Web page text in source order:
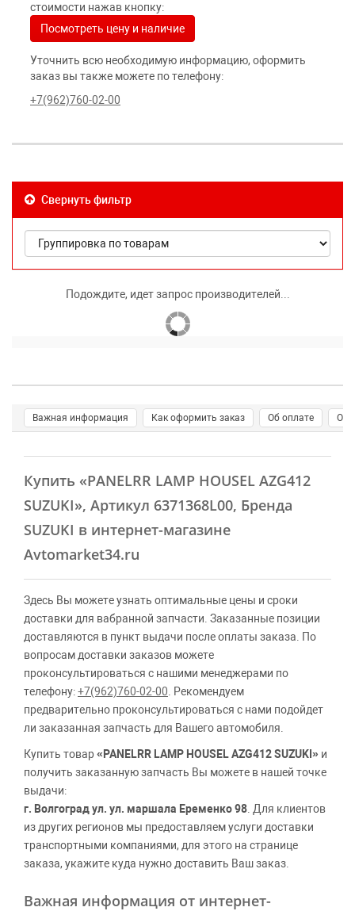
стоимости нажав кнопку:
Посмотреть цену и наличие
Уточнить всю необходимую информацию, оформить
заказ вы также можете по телефону:
+7(962)760-02-00
Свернуть фильтр
Подождите, идет запрос производителей...
Важная информация Как оформить заказ Об оплате О
Купить «PANELRR LAMP HOUSEL AZG412
SUZUKI», Артикул 6371368L00, Бренда
SUZUKI в интернет-магазине
Avtomarket34.ru
Здесь Вы можете узнать оптимальные цены и сроки
доставки для вабранной запчасти. Заказанные позиции
доставляются в пункт выдачи после оплаты заказа. По
вопросам доставки заказов можете
проконсультироваться с нашими менеджерами по
телефону:+7(962)760-02-00 . Рекомендуем
предварительно проконсультироваться с нами подойдет
ли заказанная запчасть для Вашего автомобиля.
Купить товар«PANELRR LAMP HOUSEL AZG412 SUZUKI» и
получить заказанную запчасть Вы можете в нашей точке
выдачи:
г. Волгоград ул. ул. маршала Еременко 98 . Для клиентов
из других регионов мы предоставляем услуги доставки
транспортными компаниями, для этого на странице
заказа, укажите куда нужно доставить Ваш заказ.
Важная информация от интернет-